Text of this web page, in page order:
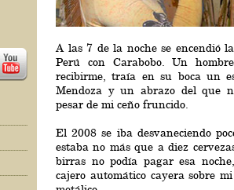
A las 7 de la noche se encendió
Perú con Carabobo. Un
recibirme, traía en su boca un
Mendoza y un abrazo del que
pesar de mi ceño fruncido.
El 2008 se iba desvaneciendo
estaba no más que a diez
birras no podía pagar esa
cajero automático cayera sobre